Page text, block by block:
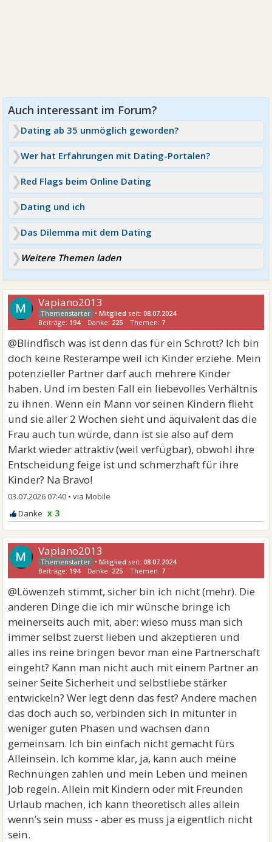
Dating ab 35 unmöglich geworden?
Wer hat Erfahrungen mit Dating-Portalen?
Red Flags beim Online Dating
Dating und ich
Das Dilemma mit dem Dating
Weitere Themen laden
Vapiano2013
•Mitglied seit:08.07.2024
Beiträge: 194 Danke: 225 Themen: 7
@Blindfisch was ist denn das für ein Schrott? Ich bin
doch keine Resterampe weil ich Kinder erziehe. Mein
potenzieller Partner darf auch mehrere Kinder
haben. Und im besten Fall ein liebevolles Verhältnis
zu ihnen. Wenn ein Mann vor seinen Kindern flieht
und sie aller 2 Wochen sieht und äquivalent das die
Frau auch tun würde, dann ist sie also auf dem
Markt wieder attraktiv (weil verfügbar), obwohl ihre
Entscheidung feige ist und schmerzhaft für ihre
Kinder? Na Bravo!
03.07.2026 07:40 •
x 3
Vapiano2013
•Mitglied seit:08.07.2024
Beiträge: 194 Danke: 225 Themen: 7
@Löwenzeh stimmt, sicher bin ich nicht (mehr). Die
anderen Dinge die ich mir wünsche bringe ich
meinerseits auch mit, aber: wieso muss man sich
immer selbst zuerst lieben und akzeptieren und
alles ins reine bringen bevor man eine Partnerschaft
eingeht? Kann man nicht auch mit einem Partner an
seiner Seite Sicherheit und selbstliebe stärker
entwickeln? Wer legt denn das fest? Andere machen
das doch auch so, verbinden sich in mitunter in
weniger guten Phasen und wachsen dann
gemeinsam. Ich bin einfach nicht gemacht fürs
Alleinsein. Ich komme klar, ja, kann auch meine
Rechnungen zahlen und mein Leben und meinen
Job regeln. Allein mit Kindern oder mit Freunden
Urlaub machen, ich kann theoretisch alles allein
wenn’s sein muss - aber es muss ja eigentlich nicht
sein.